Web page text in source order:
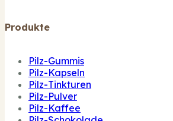
Produkte
Pilz-Gummis
Pilz-Kapseln
Pilz-Tinkturen
Pilz-Pulver
Pilz-Kaffee